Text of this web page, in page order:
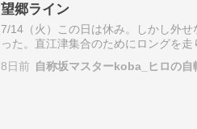
望郷ライン
7/14（火）この日は休み。しかし外
った。直江津集合のためにロングを
火が入る。いつものルートで走り出
時間とともに暑い。その中を登るん
8日前 自称坂マスターkoba_ヒロの